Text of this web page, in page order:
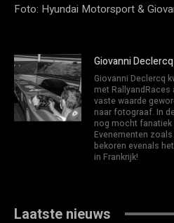
Foto: Hyundai Motorsport &
Giovanni Declercq
Giovanni Declercq
met
vaste waarde
naar fotograaf. In
nog mocht fanatiek
Evenementen
bekoren evenals
in Frankrijk!
Laatste nieuws